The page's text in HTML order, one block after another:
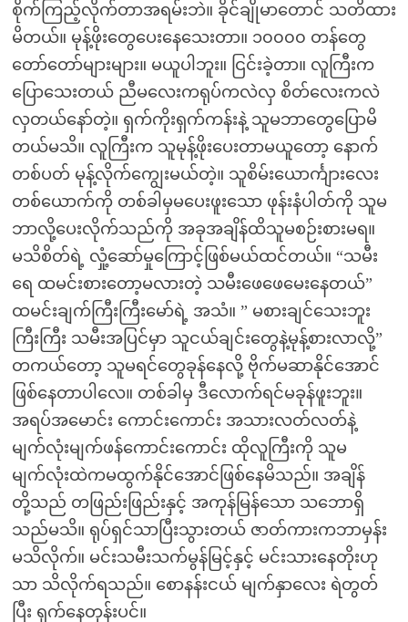
စိုက်ကြည့်လိုက်တာအရမ်းဘဲ။ ခိုင်ချိုမာတောင် သတိထား
မိတယ်။ မုန့်ဖိုးတွေပေးနေသေးတာ။ ၁၀၀၀၀ တန်တွေ
တော်တော်များများ။ မယူပါဘူး။ ငြင်းခဲ့တာ။ လူကြီးက
ပြောသေးတယ် ညီမလေးကရုပ်ကလဲလှ စိတ်လေးကလဲ
လှတယ်နော်တဲ့။ ရှက်ကိုးရှက်ကန်းနဲ့ သူမဘာတွေပြောမိ
တယ်မသိ။ လူကြီးက သူမုန့်ဖိုးပေးတာမယူတော့ နောက်
တစ်ပတ် မုန့်လိုက်ကျွေးမယ်တဲ့။ သူစိမ်းယောင်္ကျားလေး
တစ်ယောက်ကို တစ်ခါမှမပေးဖူးသော ဖုန်းနံပါတ်ကို သူမ
ဘာလို့ပေးလိုက်သည်ကို အခုအချိန်ထိသူမစဉ်းစားမရ။
မသိစိတ်ရဲ့ လှုံ့ဆော်မှုကြောင့်ဖြစ်မယ်ထင်တယ်။ “သမီး
ရေ ထမင်းစားတော့မလားတဲ့ သမီးဖေဖေမေးနေတယ်”
ထမင်းချက်ကြီးကြီးမော်ရဲ့ အသံ။ ” မစားချင်သေးဘူး
ကြီးကြီး သမီးအပြင်မှာ သူငယ်ချင်းတွေနဲ့မုန့်စားလာလို့”
တကယ်တော့ သူမရင်တွေခုန်နေလို့ ဗိုက်မဆာနိုင်အောင်
ဖြစ်နေတာပါလေ။ တစ်ခါမှ ဒီလောက်ရင်မခုန်ဖူးဘူး။
အရပ်အမောင်း ကောင်းကောင်း အသားလတ်လတ်နဲ့
မျက်လုံးမျက်ဖန်ကောင်းကောင်း ထိုလူကြီးကို သူမ
မျက်လုံးထဲကမထွက်နိုင်အောင်ဖြစ်နေမိသည်။ အချိန်
တို့သည် တဖြည်းဖြည်းနှင့် အကုန်မြန်သော သဘောရှိ
သည်မသိ။ ရုပ်ရှင်သာပြီးသွားတယ် ဇာတ်ကားကဘာမှန်း
မသိလိုက်။ မင်းသမီးသက်မွန်မြင့်နှင့် မင်းသားနေတိုးဟု
သာ သိလိုက်ရသည်။ စောနန်းငယ် မျက်နှာလေး ရဲတွတ်
ပြီး ရှက်နေတုန်းပင်။